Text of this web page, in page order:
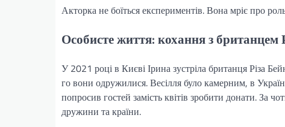
Акторка не боїться експериментів. Вона мріє про
Особисте життя: кохання з британцем
У 2021 році в Києві Ірина зустріла британця Різа
го вони одружилися. Весілля було камерним, в
попросив гостей замість квітів зробити донати. За
дружини та країни.